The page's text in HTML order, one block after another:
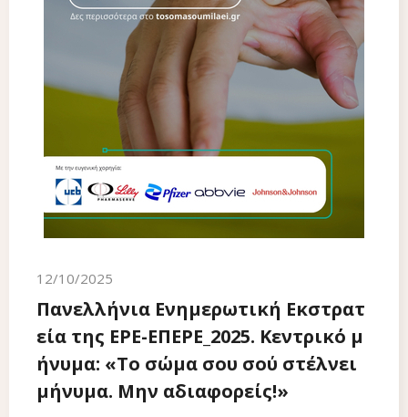
12/10/2025
Πανελλήνια Ενημερωτική Εκστρατ
εία της ΕΡΕ-ΕΠΕΡΕ_2025. Κεντρικό μ
ήνυμα: «Το σώμα σου σού στέλνει
μήνυμα. Μην αδιαφορείς!»